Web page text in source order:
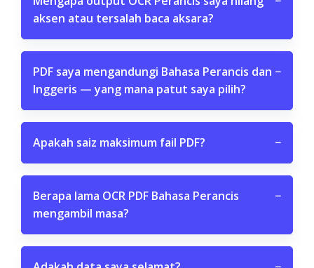
aksen atau tersalah baca aksara?
PDF saya mengandungi Bahasa Perancis dan
Inggeris — yang mana patut saya pilih?
−
Apakah saiz maksimum fail PDF? −
Berapa lama OCR PDF Bahasa Perancis
mengambil masa?
−